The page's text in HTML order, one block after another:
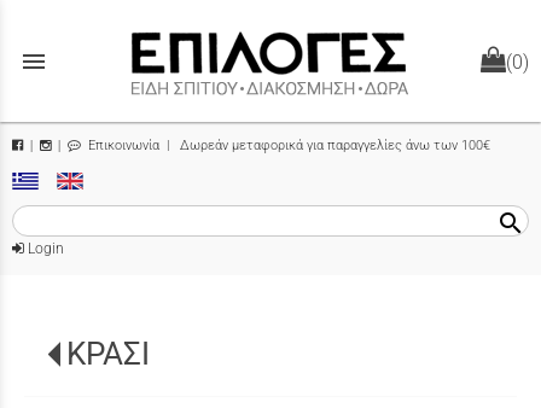
menu (0)
| Επικοινωνία | Δωρεάν μεταφορικά για παραγγελίες άνω των 100€
search
Login
ΚΡΑΣΙ